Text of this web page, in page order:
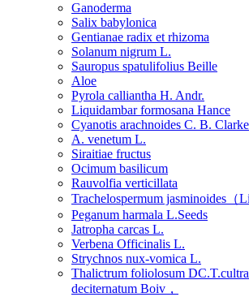
Ganoderma
Salix babylonica
Gentianae radix et rhizoma
Solanum nigrum L.
Sauropus spatulifolius Beille
Aloe
Pyrola calliantha H. Andr.
Liquidambar formosana Hance
Cyanotis arachnoides C. B. Clarke
A. venetum L.
Siraitiae fructus
Ocimum basilicum
Rauvolfia verticillata
Trachelospermum jasminoides（
Peganum harmala L.Seeds
Jatropha carcas L.
Verbena Officinalis L.
Strychnos nux-vomica L.
Thalictrum foliolosum
deciternatum Boiv，